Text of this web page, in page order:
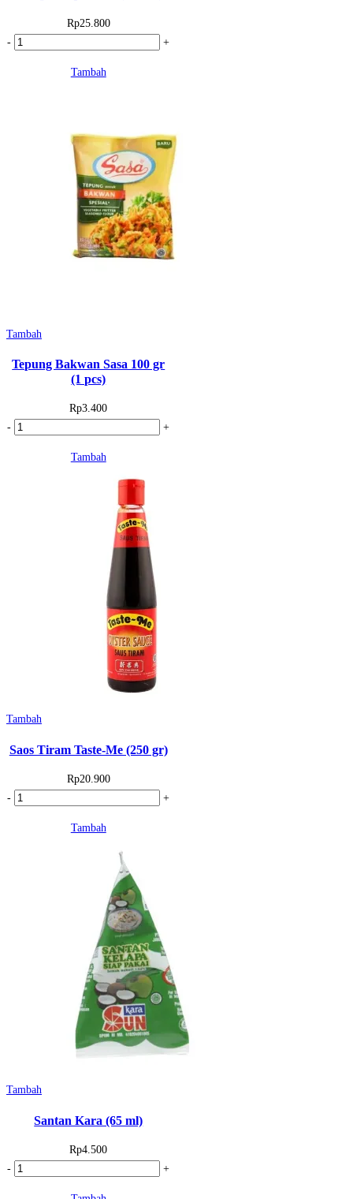
Rp25.800
- Kuantitas
+
Tambah
Tambah
Tepung Bakwan Sasa 100 gr
(1 pcs)
Rp3.400
- Kuantitas
+
Tambah
Tambah
Saos Tiram Taste-Me (250 gr)
Rp20.900
- Kuantitas
+
Tambah
Tambah
Santan Kara (65 ml)
Rp4.500
- Kuantitas
+